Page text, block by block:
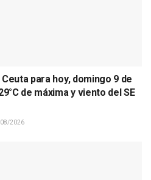
para hoy, domingo 9 de
de máxima y viento del SE
2026